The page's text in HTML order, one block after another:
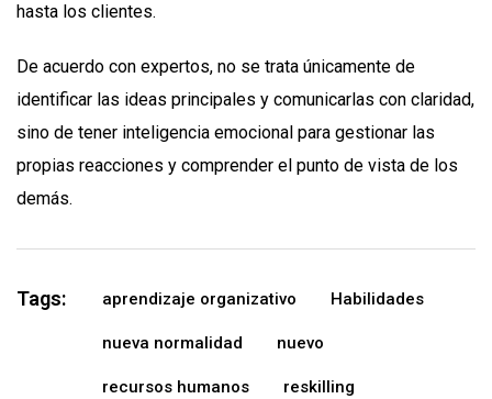
hasta los clientes.
De acuerdo con expertos, no se trata únicamente de
identificar las ideas principales y comunicarlas con claridad,
sino de tener inteligencia emocional para gestionar las
propias reacciones y comprender el punto de vista de los
demás.
Tags: aprendizaje organizativo Habilidades
nueva normalidad nuevo
recursos humanos reskilling